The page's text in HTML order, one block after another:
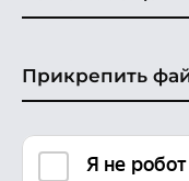
Прикрепить